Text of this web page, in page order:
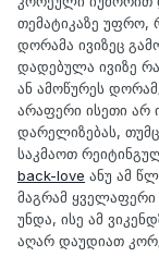
თემატიკაზე უფრო,
დორამა ივიზეც
დადებულა ივიზე
ან ამოწურეს
არაფერი ისეთი არ
დარელიზებას,
საკმაოთ
back-love ანუ ამ
მაგრამ ყველაფერი
უნდა, ისე ამ
აღარ დაუდიათ